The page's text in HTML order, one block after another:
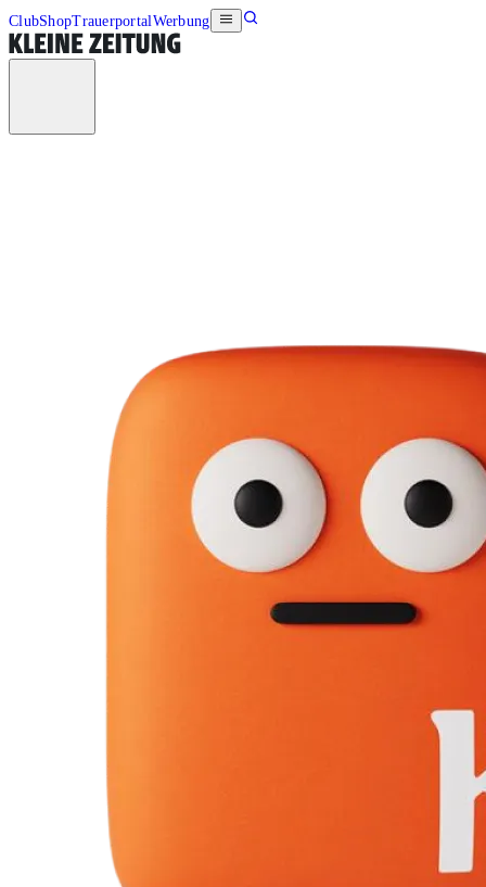
ClubShopTrauerportalWerbung